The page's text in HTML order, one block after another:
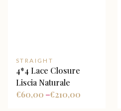
STRAIGHT
4*4 Lace Closure
Liscia Naturale
60,00
€ – 210,00
€